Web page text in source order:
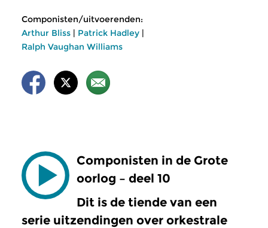
Componisten/uitvoerenden:
Arthur Bliss | Patrick Hadley |
Ralph Vaughan Williams
Componisten in de Grote
oorlog – deel 10
Dit is de tiende van een
serie uitzendingen over orkestrale